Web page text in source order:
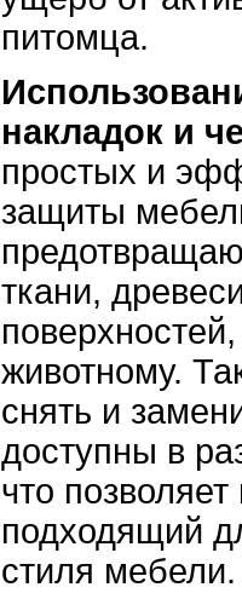
питомца.
накладок и
простых и
защиты
ткани,
животному.
снять и
доступны в
что
подходящий
стиля мебели.